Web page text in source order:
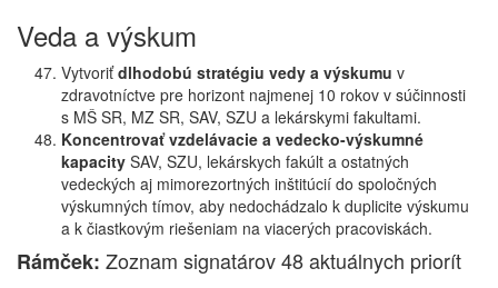
Veda a výskum
Vytvoriťdlhodobú stratégiu vedy a výskumu v
zdravotníctve pre horizont najmenej 10 rokov v súčinnosti
s MŠ SR, MZ SR, SAV, SZU a lekárskymi fakultami.
Koncentrovať vzdelávacie a vedecko-výskumné
kapacity SAV, SZU, lekárskych fakúlt a ostatných
vedeckých aj mimorezortných inštitúcií do spoločných
výskumných tímov, aby nedochádzalo k duplicite výskumu
a k čiastkovým riešeniam na viacerých pracoviskách.
Rámček: Zoznam signatárov 48 aktuálnych priorít